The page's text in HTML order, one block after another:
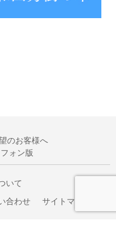
のお客様へ
ォン版
いて
合わせ サイトマップ